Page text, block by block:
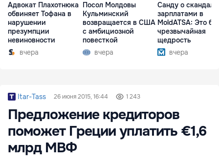
Адвокат Плахотнюка
обвиняет Тофана в
нарушении
презумпции
невиновности
вчера
Посол Молдовы
Кульминский
возвращается в США
с амбициозной
повесткой
вчера
Санду о
зарплатами в
MoldATSA: Это
чрезвычайная
щедрость
вчера
Itar-Tass 26 июня 2015, 16:44 1 243
Предложение кредиторов
поможет Греции уплатить €1,6
млрд МВФ